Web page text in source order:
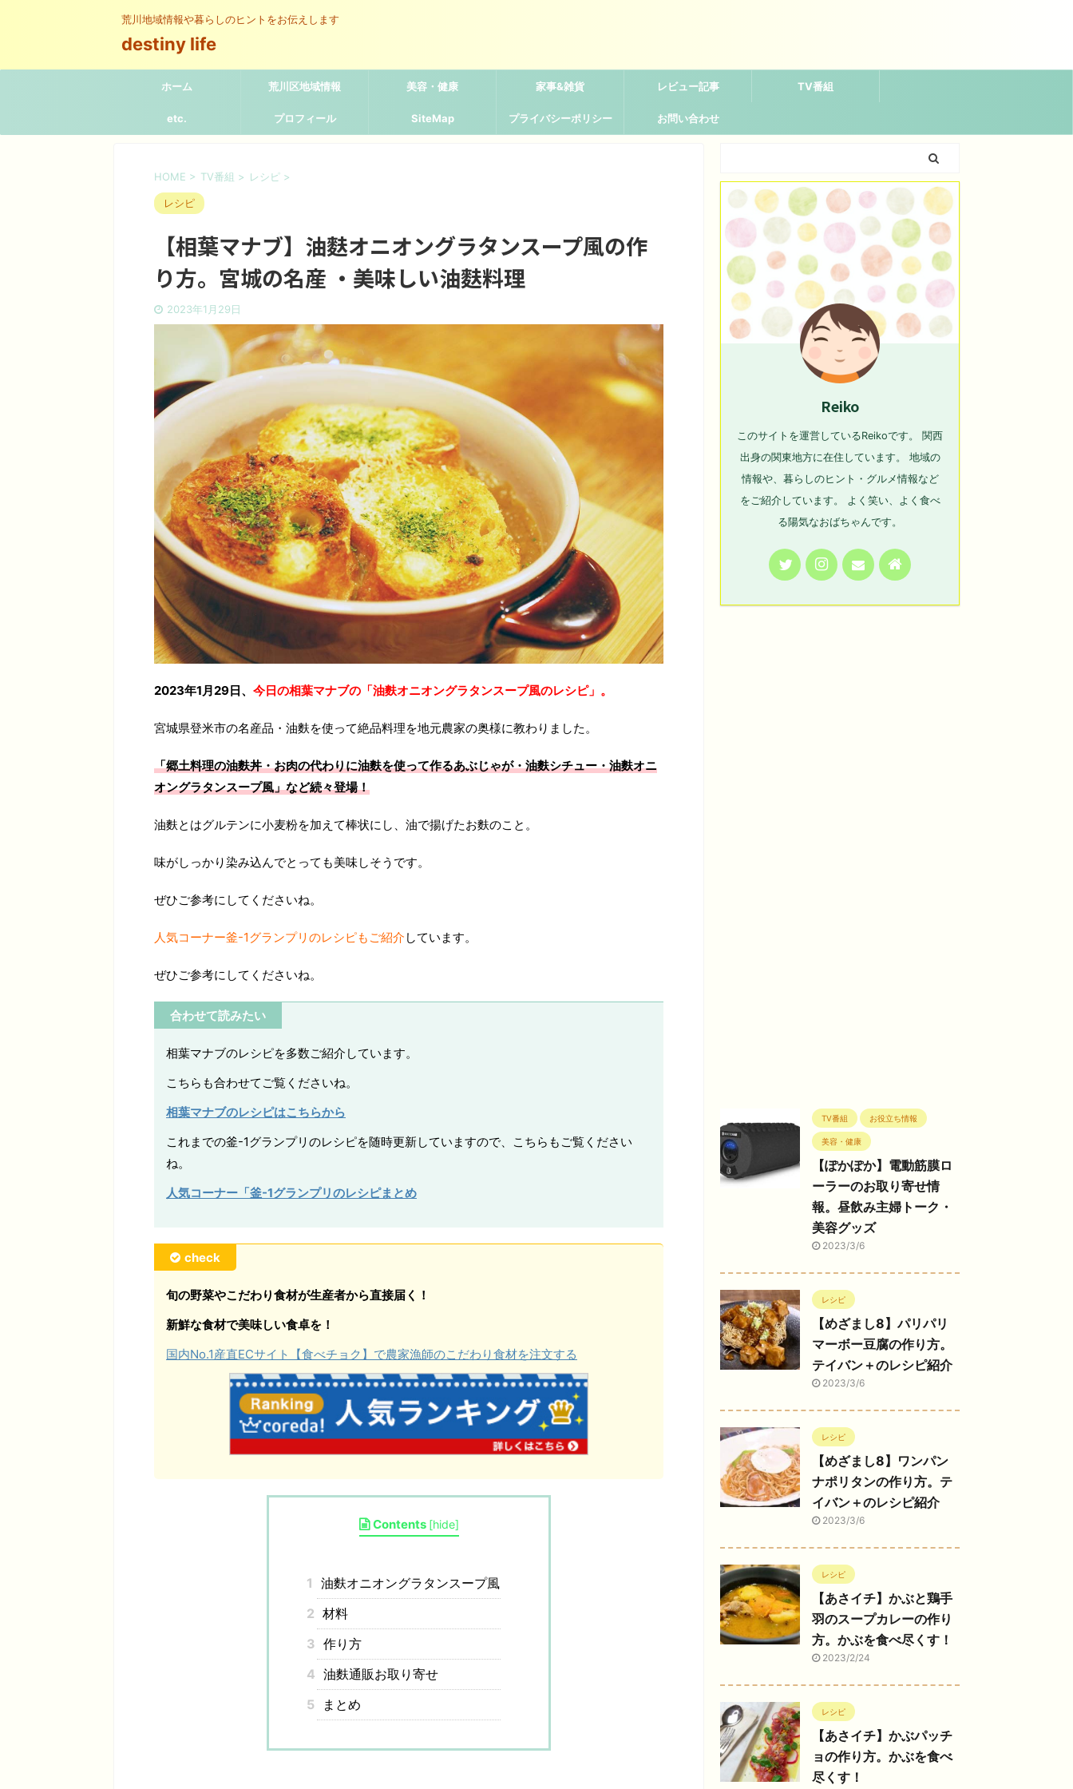
荒川地域情報や暮らしのヒントをお伝えします
destiny life
ホーム 荒川区地域情報 美容・健康 家事&雑貨 レビュー記事 TV番組
etc. プロフィール SiteMap プライバシーポリシー お問い合わせ
HOME > TV番組 > レシピ >
レシピ
【相葉マナブ】油麩オニオングラタンスープ風の作
り方。宮城の名産 ・美味しい油麩料理
2023年1月29日
2023年1月29日、 今日の相葉マナブの「油麩オニオングラタンスープ風のレシピ」。
宮城県登米市の名産品・油麩を使って絶品料理を地元農家の奥様に教わりました。
「郷土料理の油麩丼・お肉の代わりに油麩を使って作るあぶじゃが・油麩シチュー・油麩オニ
オングラタンスープ風」など続々登場！
油麩とはグルテンに小麦粉を加えて棒状にし、油で揚げたお麩のこと。
味がしっかり染み込んでとっても美味しそうです。
ぜひご参考にしてくださいね。
人気コーナー釜-1グランプリのレシピもご紹介 しています。
ぜひご参考にしてくださいね。
合わせて読みたい
相葉マナブのレシピを多数ご紹介しています。
こちらも合わせてご覧くださいね。
相葉マナブのレシピはこちらから
これまでの釜-1グランプリのレシピを随時更新していますので、こちらもご覧ください
ね。
人気コーナー「釜-1グランプリのレシピまとめ
check
旬の野菜やこだわり食材が生産者から直接届く！
新鮮な食材で美味しい食卓を！
国内No.1産直ECサイト【食べチョク】で農家漁師のこだわり食材を注文する
Contents [hide]
1 油麩オニオングラタンスープ風
2 材料
3 作り方
4 油麩通販お取り寄せ
5
まとめ
Reiko
このサイトを運営しているReikoです。 関西
出身の関東地方に在住しています。 地域の
情報や、暮らしのヒント・グルメ情報など
をご紹介しています。 よく笑い、よく食べ
る陽気なおばちゃんです。
TV番組 お役立ち情報
美容・健康
【ぽかぽか】電動筋膜ロ
ーラーのお取り寄せ情
報。昼飲み主婦トーク・
美容グッズ
2023/3/6
レシピ
【めざまし8】パリパリ
マーボー豆腐の作り方。
テイバン＋のレシピ紹介
2023/3/6
レシピ
【めざまし8】ワンパン
ナポリタンの作り方。テ
イバン＋のレシピ紹介
2023/3/6
レシピ
【あさイチ】かぶと鶏手
羽のスープカレーの作り
方。かぶを食べ尽くす！
2023/2/24
レシピ
【あさイチ】かぶパッチ
ョの作り方。かぶを食べ
尽くす！